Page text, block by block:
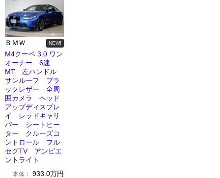
ＢＭＷ NEW!
M4クーペ 3.0 ワン
オーナー 6速
MT 左ハンドル
サンルーフ ブラ
ックレザー 全周
囲カメラ ヘッド
アップディスプレ
イ レッドキャリ
パー シートヒー
ター クルーズコ
ントロール フル
セグTV アンビエ
ントライト
本体： 933.0万円